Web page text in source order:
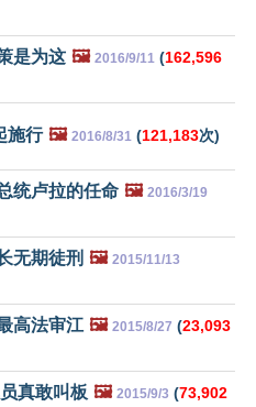
是为这 🖼️ 2016/9/11 (162,596
施行 🖼️ 2016/8/31 (121,183次)
统卢拉的任命 🖼️ 2016/3/19
无期徒刑 🖼️ 2015/11/13
高法审江 🖼️ 2015/8/27 (23,093
真敢叫板 🖼️ 2015/9/3 (73,902